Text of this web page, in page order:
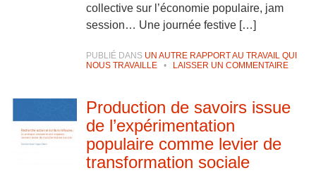
collective sur l’économie populaire, jam
session… Une journée festive […]
PUBLIÉ DANS UN AUTRE RAPPORT AU TRAVAIL QUI
NOUS TRAVAILLE
• LAISSER UN COMMENTAIRE
Production de savoirs issue
de l’expérimentation
populaire comme levier de
transformation sociale